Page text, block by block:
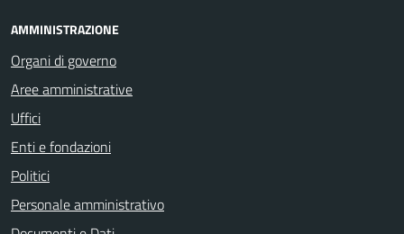
AMMINISTRAZIONE
Organi di governo
Aree amministrative
Uffici
Enti e fondazioni
Politici
Personale amministrativo